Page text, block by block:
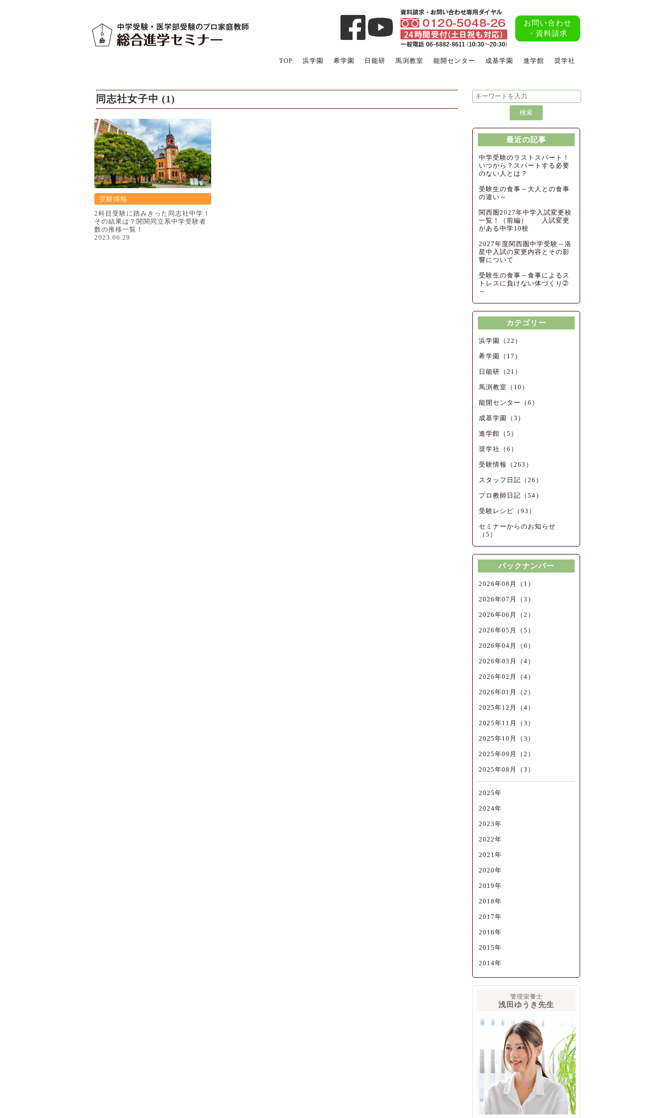
お問い合わせ
・資料請求
TOP 浜学園 希学園 日能研 馬渕教室 能開センター 成基学園 進学館 奨学社
同志社女子中 (1)
受験情報
2科目受験に踏みきった同志社中学！
その結果は？関関同立系中学受験者
数の推移一覧！
2023.06.29
最近の記事
中学受験のラストスパート！
いつから？スパートする必要
のない人とは？
受験生の食事～大人との食事
の違い～
関西圏2027年中学入試変更校
一覧！（前編） 入試変更
がある中学10校
2027年度関西圏中学受験～洛
星中入試の変更内容とその影
響について
受験生の食事～食事によるス
トレスに負けない体づくり➁
～
カテゴリー
浜学園（22）
希学園（17）
日能研（21）
馬渕教室（10）
能開センター（6）
成基学園（3）
進学館（5）
奨学社（6）
受験情報（263）
スタッフ日記（26）
プロ教師日記（54）
受験レシピ（93）
セミナーからのお知らせ
（5）
バックナンバー
2026年08月（1）
2026年07月（3）
2026年06月（2）
2026年05月（5）
2026年04月（6）
2026年03月（4）
2026年02月（4）
2026年01月（2）
2025年12月（4）
2025年11月（3）
2025年10月（3）
2025年09月（2）
2025年08月（3）
2025年
2024年
2023年
2022年
2021年
2020年
2019年
2018年
2017年
2016年
2015年
2014年
管理栄養士
浅田ゆうき先生